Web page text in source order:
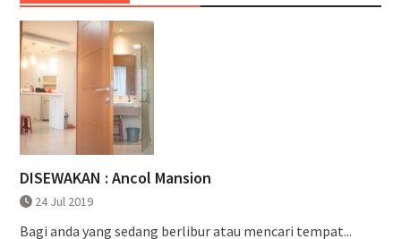
DISEWAKAN : Ancol Mansion
24 Jul 2019
Bagi anda yang sedang berlibur atau mencari tempat...